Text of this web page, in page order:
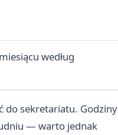
według
do sekretariatu. Godziny
— warto jednak